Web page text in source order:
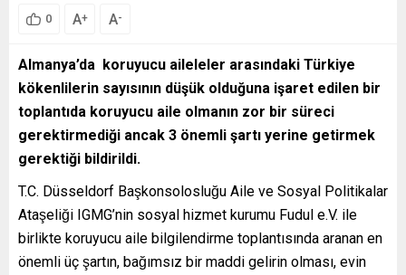
0 A+ A-
Almanya’da koruyucu aileleler arasındaki Türkiye
kökenlilerin sayısının düşük olduğuna işaret edilen bir
toplantıda koruyucu aile olmanın zor bir süreci
gerektirmediği ancak 3 önemli şartı yerine getirmek
gerektiği bildirildi.
T.C. Düsseldorf Başkonsolosluğu Aile ve Sosyal Politikalar
Ataşeliği IGMG’nin sosyal hizmet kurumu Fudul e.V. ile
birlikte koruyucu aile bilgilendirme toplantısında aranan en
önemli üç şartın, bağımsız bir maddi gelirin olması, evin